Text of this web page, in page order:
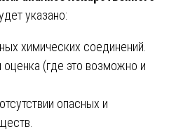
указано:
химических соединений.
оценка (где это возможно и
опасных и